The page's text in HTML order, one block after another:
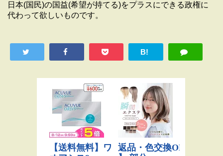
日本(国民)の国益(希望が持てる)をプラスにできる政権に
代わって欲しいものです。
B!